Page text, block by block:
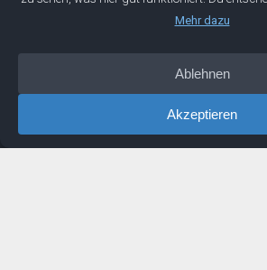
Podcast
Newsletter